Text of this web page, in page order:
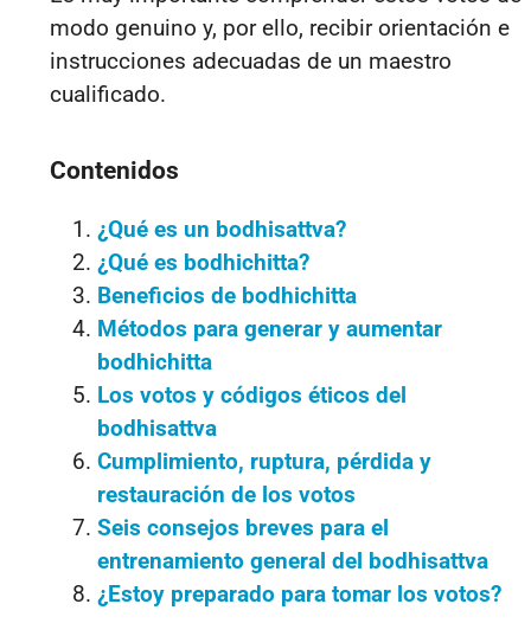
modo genuino y, por ello, recibir orientación e
instrucciones adecuadas de un maestro
cualificado.
Contenidos
¿Qué es un bodhisattva?
¿Qué es bodhichitta?
Beneficios de bodhichitta
Métodos para generar y aumentar
bodhichitta
Los votos y códigos éticos del
bodhisattva
Cumplimiento, ruptura, pérdida y
restauración de los votos
Seis consejos breves para el
entrenamiento general del bodhisattva
¿Estoy preparado para tomar los votos?